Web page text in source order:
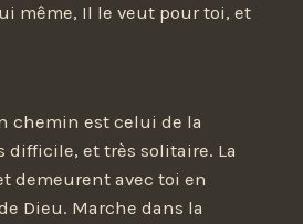
même, Il le veut pour toi, et
chemin est celui de la
et très solitaire. La
demeurent avec toi en
Dieu. Marche dans la